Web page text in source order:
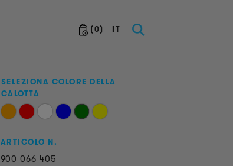
(0) IT
SELEZIONA COLORE DELLA
CALOTTA
ARTICOLO N.
900 066 405